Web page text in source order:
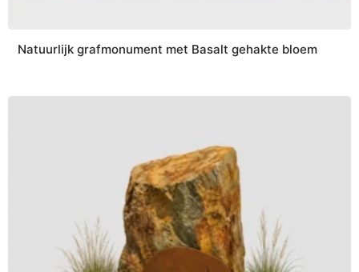
Natuurlijk grafmonument met Basalt gehakte bloem